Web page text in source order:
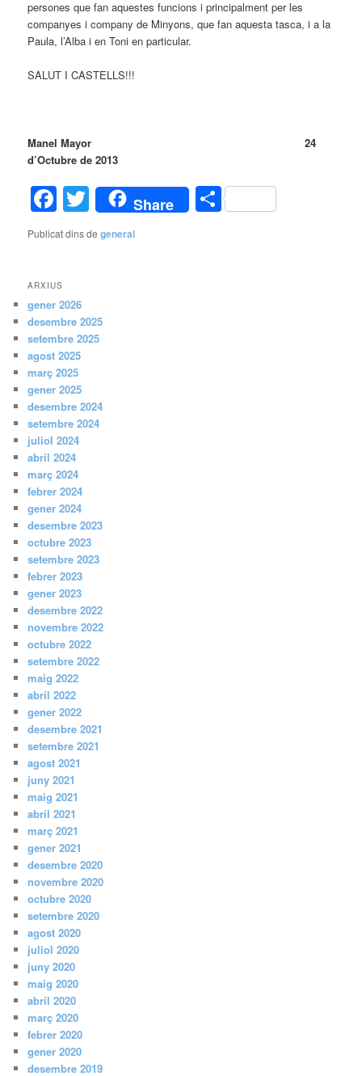
persones que fan aquestes funcions i principalment per les
companyes i company de Minyons, que fan aquesta tasca, i a la
Paula, l’Alba i en Toni en particular.
SALUT I CASTELLS!!!
Manel Mayor
24
d’Octubre de 2013
Facebook
Twitter
Share Comparteix
Publicat dins de general
ARXIUS
gener 2026
desembre 2025
setembre 2025
agost 2025
març 2025
gener 2025
desembre 2024
setembre 2024
juliol 2024
abril 2024
març 2024
febrer 2024
gener 2024
desembre 2023
octubre 2023
setembre 2023
febrer 2023
gener 2023
desembre 2022
novembre 2022
octubre 2022
setembre 2022
maig 2022
abril 2022
gener 2022
desembre 2021
setembre 2021
agost 2021
juny 2021
maig 2021
abril 2021
març 2021
gener 2021
desembre 2020
novembre 2020
octubre 2020
setembre 2020
agost 2020
juliol 2020
juny 2020
maig 2020
abril 2020
març 2020
febrer 2020
gener 2020
desembre 2019